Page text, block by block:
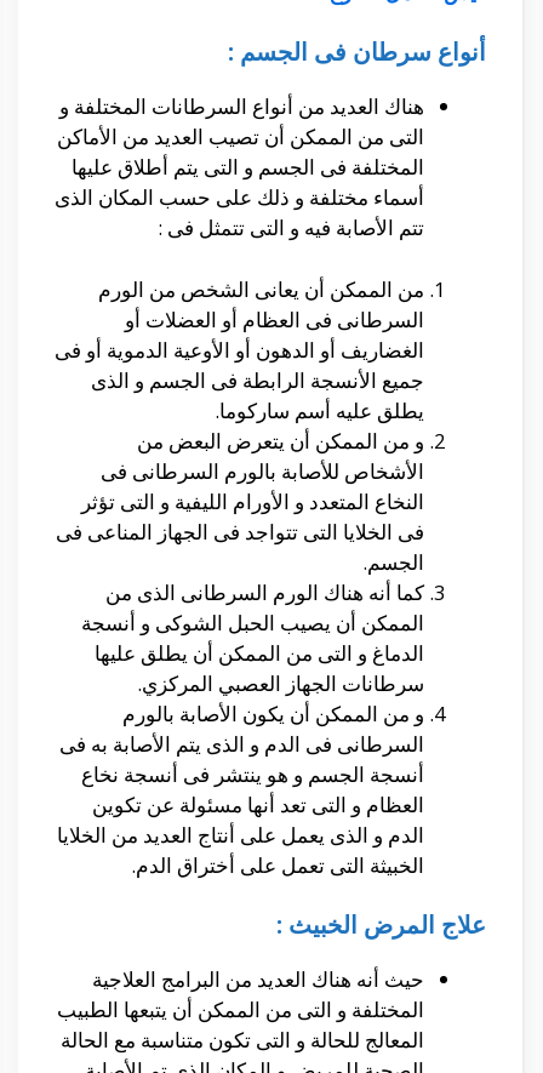
أنواع سرطان فى الجسم :
هناك العديد من أنواع السرطانات المختلفة و
التى من الممكن أن تصيب العديد من الأماكن
المختلفة فى الجسم و التى يتم أطلاق عليها
أسماء مختلفة و ذلك على حسب المكان الذى
تتم الأصابة فيه و التى تتمثل فى :
من الممكن أن يعانى الشخص من الورم
السرطانى فى العظام أو العضلات أو
الغضاريف أو الدهون أو الأوعية الدموية أو فى
جميع الأنسجة الرابطة فى الجسم و الذى
يطلق عليه أسم ساركوما.
و من الممكن أن يتعرض البعض من
الأشخاص للأصابة بالورم السرطانى فى
النخاع المتعدد و الأورام الليفية و التى تؤثر
فى الخلايا التى تتواجد فى الجهاز المناعى فى
الجسم.
كما أنه هناك الورم السرطانى الذى من
الممكن أن يصيب الحبل الشوكى و أنسجة
الدماغ و التى من الممكن أن يطلق عليها
سرطانات الجهاز العصبي المركزي.
و من الممكن أن يكون الأصابة بالورم
السرطانى فى الدم و الذى يتم الأصابة به فى
أنسجة الجسم و هو ينتشر فى أنسجة نخاع
العظام و التى تعد أنها مسئولة عن تكوين
الدم و الذى يعمل على أنتاج العديد من الخلايا
الخبيثة التى تعمل على أختراق الدم.
علاج المرض الخبيث :
حيث أنه هناك العديد من البرامج العلاجية
المختلفة و التى من الممكن أن يتبعها الطبيب
المعالج للحالة و التى تكون متناسبة مع الحالة